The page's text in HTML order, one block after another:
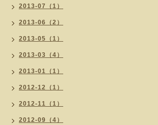
2013-07（1）
2013-06（2）
2013-05（1）
2013-03（4）
2013-01（1）
2012-12（1）
2012-11（1）
2012-09（4）